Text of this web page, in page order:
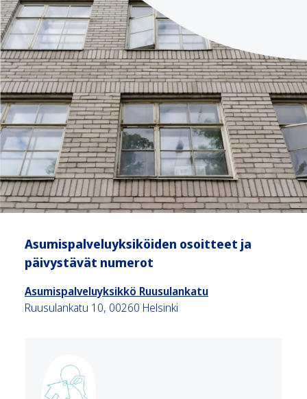
Asumispalveluyksiköiden osoitteet ja
päivystävät numerot
Asumispalveluyksikkö Ruusulankatu
Ruusulankatu 10, 00260 Helsinki